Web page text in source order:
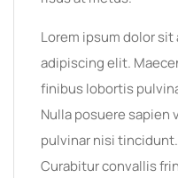
Lorem ipsum dolor
adipiscing elit.
finibus lobortis
Nulla posuere
pulvinar nisi
Curabitur convallis